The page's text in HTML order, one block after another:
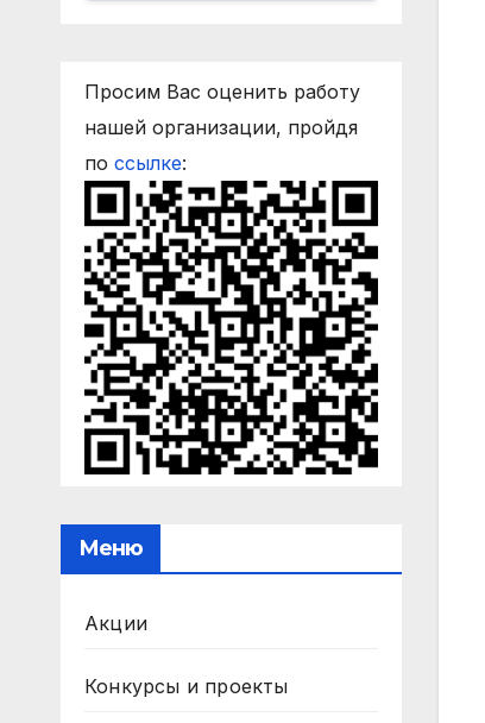
Просим Вас оценить работу
нашей организации, пройдя
по ссылке:
Меню
Акции
Конкурсы и проекты